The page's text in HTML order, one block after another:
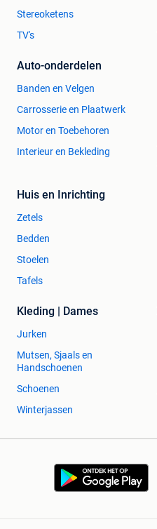
Stereoketens
TV's
Auto-onderdelen
Banden en Velgen
Carrosserie en Plaatwerk
Motor en Toebehoren
Interieur en Bekleding
Huis en Inrichting
Zetels
Bedden
Stoelen
Tafels
Kleding | Dames
Jurken
Mutsen, Sjaals en
Handschoenen
Schoenen
Winterjassen